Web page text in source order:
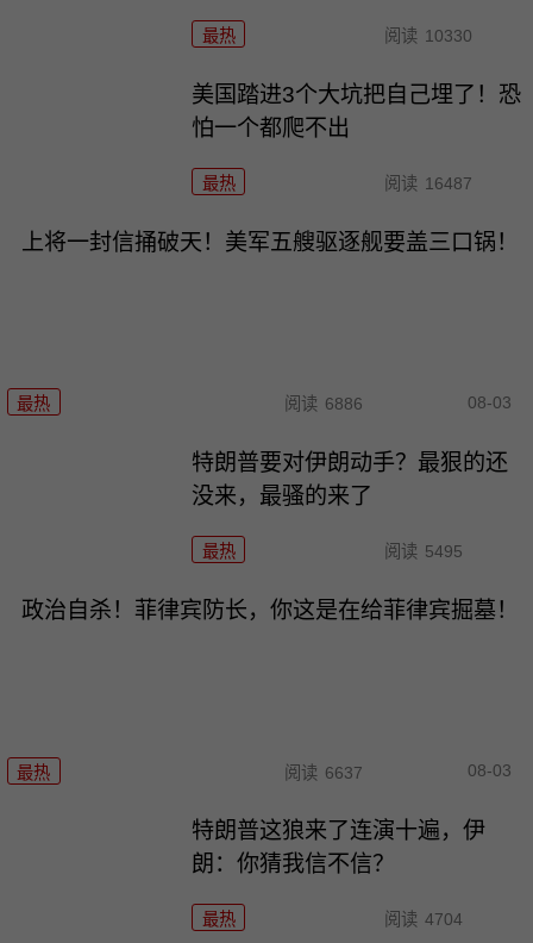
最热 阅读 10330
美国踏进3个大坑把自己埋了！恐
怕一个都爬不出
最热 阅读 16487
上将一封信捅破天！美军五艘驱逐舰要盖三口锅！
最热 阅读 6886 08-03
特朗普要对伊朗动手？最狠的还
没来，最骚的来了
最热 阅读 5495
政治自杀！菲律宾防长，你这是在给菲律宾掘墓！
最热 阅读 6637 08-03
特朗普这狼来了连演十遍，伊
朗：你猜我信不信？
最热 阅读 4704